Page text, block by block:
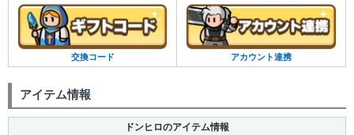
交換コード アカウント連携
アイテム情報
ドンヒロのアイテム情報